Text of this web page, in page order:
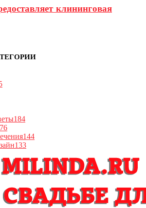
клининговая
184
144
133